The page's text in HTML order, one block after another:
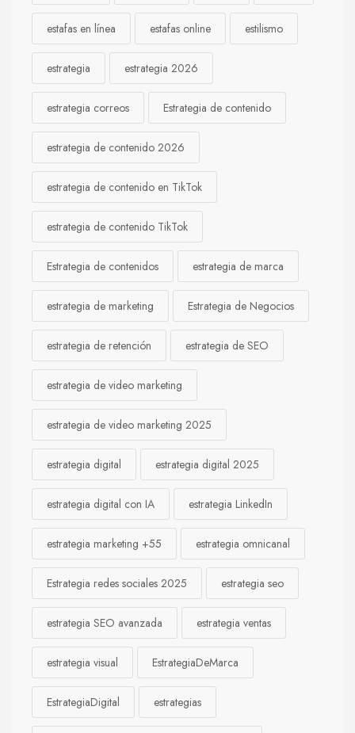
estafas en línea estafas online estilismo
estrategia estrategia 2026
estrategia correos Estrategia de contenido
estrategia de contenido 2026
estrategia de contenido en TikTok
estrategia de contenido TikTok
Estrategia de contenidos estrategia de marca
estrategia de marketing Estrategia de Negocios
estrategia de retención estrategia de SEO
estrategia de video marketing
estrategia de video marketing 2025
estrategia digital estrategia digital 2025
estrategia digital con IA estrategia LinkedIn
estrategia marketing +55 estrategia omnicanal
Estrategia redes sociales 2025 estrategia seo
estrategia SEO avanzada estrategia ventas
estrategia visual EstrategiaDeMarca
EstrategiaDigital estrategias